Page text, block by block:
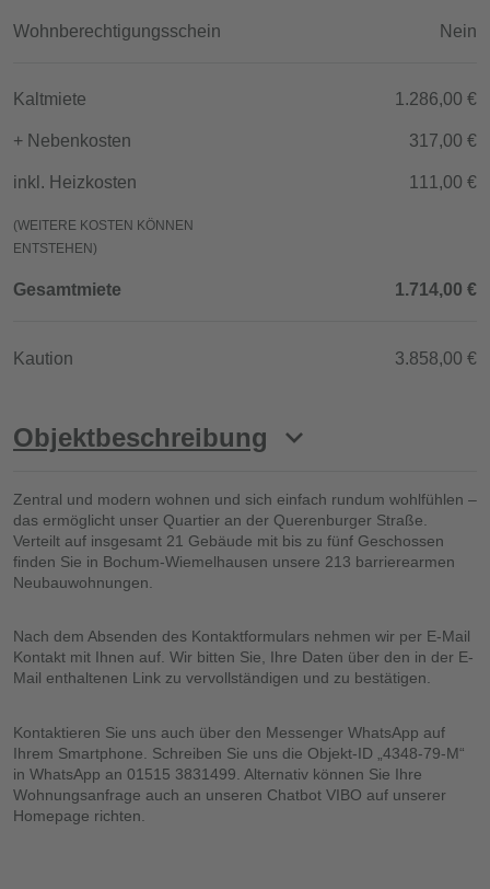
Wohnberechtigungsschein Nein
Kaltmiete 1.286,00 €
+ Nebenkosten 317,00 €
inkl. Heizkosten 111,00 €
(WEITERE KOSTEN KÖNNEN
ENTSTEHEN)
Gesamtmiete 1.714,00 €
Kaution 3.858,00 €
Objektbeschreibung
Zentral und modern wohnen und sich einfach rundum wohlfühlen –
das ermöglicht unser Quartier an der Querenburger Straße.
Verteilt auf insgesamt 21 Gebäude mit bis zu fünf Geschossen
finden Sie in Bochum-Wiemelhausen unsere 213 barrierearmen
Neubauwohnungen.
Nach dem Absenden des Kontaktformulars nehmen wir per E-Mail
Kontakt mit Ihnen auf. Wir bitten Sie, Ihre Daten über den in der E-
Mail enthaltenen Link zu vervollständigen und zu bestätigen.
Kontaktieren Sie uns auch über den Messenger WhatsApp auf
Ihrem Smartphone. Schreiben Sie uns die Objekt-ID „4348-79-M“
in WhatsApp an 01515 3831499. Alternativ können Sie Ihre
Wohnungsanfrage auch an unseren Chatbot VIBO auf unserer
Homepage richten.